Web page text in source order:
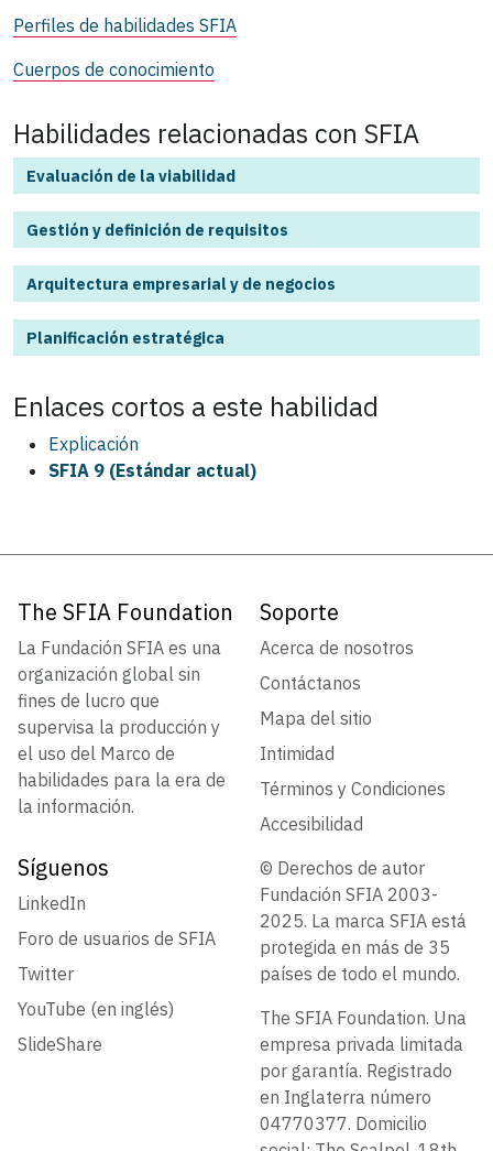
Perfiles de habilidades SFIA
Cuerpos de conocimiento
Habilidades relacionadas con SFIA
Evaluación de la viabilidad
Gestión y definición de requisitos
Arquitectura empresarial y de negocios
Planificación estratégica
Enlaces cortos a este habilidad
Explicación
SFIA 9 (Estándar actual)
The SFIA Foundation
La Fundación SFIA es una
organización global sin
fines de lucro que
supervisa la producción y
el uso del Marco de
habilidades para la era de
la información.
Soporte
Acerca de nosotros
Contáctanos
Mapa del sitio
Intimidad
Términos y Condiciones
Accesibilidad
Síguenos
LinkedIn
Foro de usuarios de SFIA
Twitter
YouTube (en inglés)
SlideShare
© Derechos de autor
Fundación SFIA 2003-
2025. La marca SFIA está
protegida en más de 35
países de todo el mundo.
The SFIA Foundation. Una
empresa privada limitada
por garantía. Registrado
en Inglaterra número
04770377. Domicilio